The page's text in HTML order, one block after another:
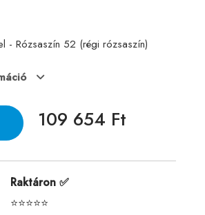
- Rózsaszín 52 (régi rózsaszín)
109 654 Ft
Raktáron ✅
⭐⭐⭐⭐⭐